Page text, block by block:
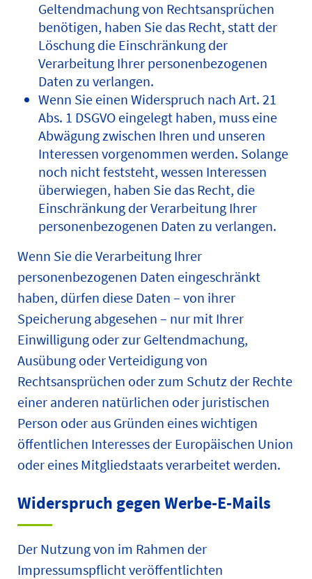
Geltendmachung von Rechtsansprüchen
benötigen, haben Sie das Recht, statt der
Löschung die Einschränkung der
Verarbeitung Ihrer personenbezogenen
Daten zu verlangen.
Wenn Sie einen Widerspruch nach Art. 21
Abs. 1 DSGVO eingelegt haben, muss eine
Abwägung zwischen Ihren und unseren
Interessen vorgenommen werden. Solange
noch nicht feststeht, wessen Interessen
überwiegen, haben Sie das Recht, die
Einschränkung der Verarbeitung Ihrer
personenbezogenen Daten zu verlangen.
Wenn Sie die Verarbeitung Ihrer
personenbezogenen Daten eingeschränkt
haben, dürfen diese Daten – von ihrer
Speicherung abgesehen – nur mit Ihrer
Einwilligung oder zur Geltendmachung,
Ausübung oder Verteidigung von
Rechtsansprüchen oder zum Schutz der Rechte
einer anderen natürlichen oder juristischen
Person oder aus Gründen eines wichtigen
öffentlichen Interesses der Europäischen Union
oder eines Mitgliedstaats verarbeitet werden.
Widerspruch gegen Werbe-E-Mails
Der Nutzung von im Rahmen der
Impressumspflicht veröffentlichten